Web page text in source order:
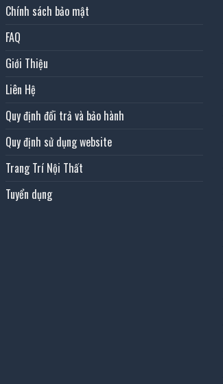
Chính sách bảo mật
FAQ
Giới Thiệu
Liên Hệ
Quy định đổi trả và bảo hành
Quy định sử dụng website
Trang Trí Nội Thất
Tuyển dụng